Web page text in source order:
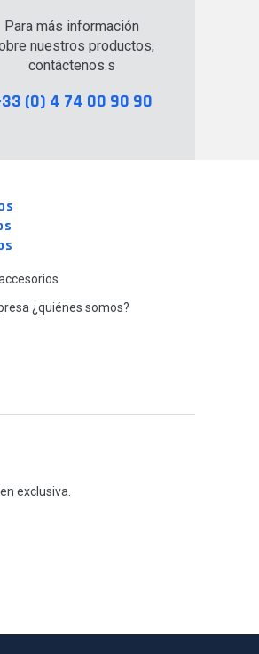
Para más información
nuestros productos,
contáctenos.s
(0) 4 74 00 90 90
¿quiénes somos?
exclusiva.